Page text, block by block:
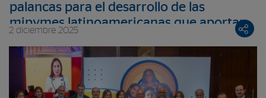
palancas para el desarrollo de las
mipymes latinoamericanas que aportan
2 diciembre 2025